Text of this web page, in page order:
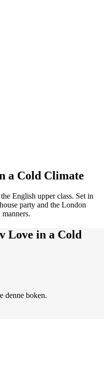
a Cold Climate
English upper class. Set in
party and the London
Love in a Cold
denne boken.